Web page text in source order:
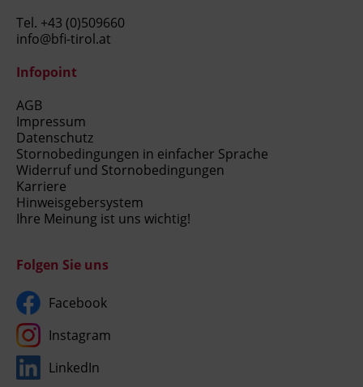
Tel. +43 (0)509660
info@bfi-tirol.at
Infopoint
AGB
Impressum
Datenschutz
Stornobedingungen in einfacher Sprache
Widerruf und Stornobedingungen
Karriere
Hinweisgebersystem
Ihre Meinung ist uns wichtig!
Folgen Sie uns
Facebook
Instagram
LinkedIn